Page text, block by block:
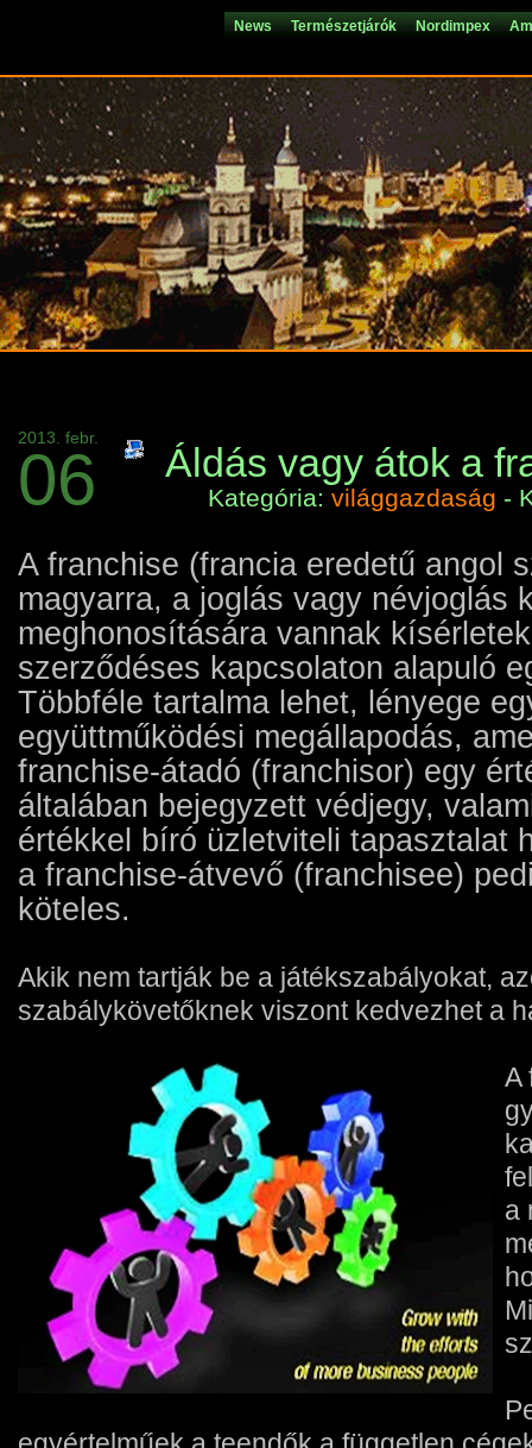
News Természetjárók Nordimpex
2013. febr.
06 Áldás vagy átok a
Kategória: világgazdaság -
A franchise (francia eredetű angol
magyarra, a joglás vagy névjoglás
meghonosítására vannak
szerződéses kapcsolaton alapuló
Többféle tartalma lehet, lényege
együttműködési megállapodás,
franchise-átadó (franchisor) egy
általában bejegyzett védjegy,
értékkel bíró üzletviteli tapasztalat
a franchise-átvevő (franchisee)
köteles.
Akik nem tartják be a játékszabályokat,
szabálykövetőknek viszont kedvezhet a
A
a